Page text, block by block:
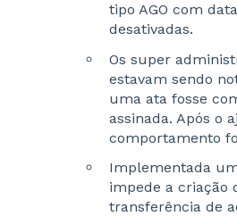
tipo AGO com
desativadas.
Os super
estavam sendo
uma ata fosse
assinada. Após o
comportamento
Implementada
impede a criação
transferência de